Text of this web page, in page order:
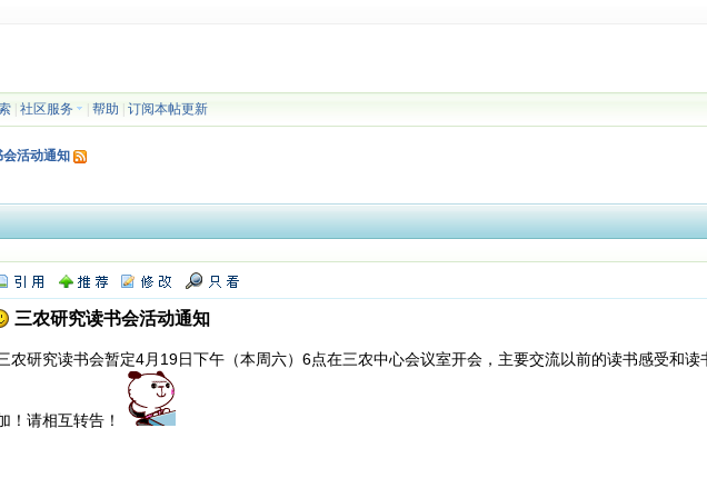
|社区服务 |帮助 |订阅本帖更新
会活动通知
三农研究读书会活动通知
农研究读书会暂定4月19日下午（本周六）6点在三农中心会议室开会，主要交流以前的读书感受和
！请相互转告！